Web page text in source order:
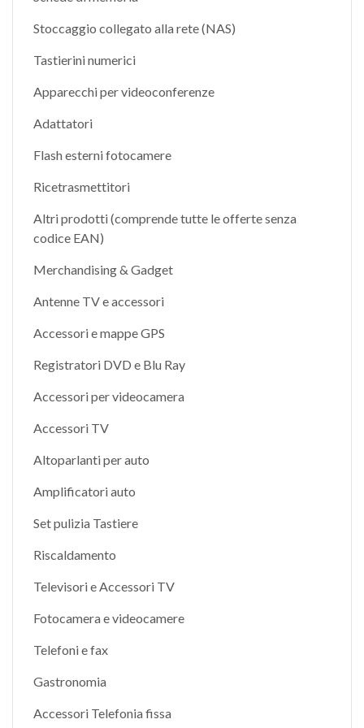
Stoccaggio collegato alla rete (NAS)
Tastierini numerici
Apparecchi per videoconferenze
Adattatori
Flash esterni fotocamere
Ricetrasmettitori
Altri prodotti (comprende tutte le offerte senza
codice EAN)
Merchandising & Gadget
Antenne TV e accessori
Accessori e mappe GPS
Registratori DVD e Blu Ray
Accessori per videocamera
Accessori TV
Altoparlanti per auto
Amplificatori auto
Set pulizia Tastiere
Riscaldamento
Televisori e Accessori TV
Fotocamera e videocamere
Telefoni e fax
Gastronomia
Accessori Telefonia fissa